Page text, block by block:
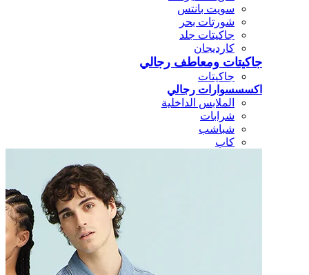
سويت بانتس
شورتات بحر
جاكيتات جلد
كارديجان
جاكيتات ومعاطف رجالي
جاكيتات
اكسسسوارات رجالي
الملابس الداخلية
شرابات
شباشب
كاب